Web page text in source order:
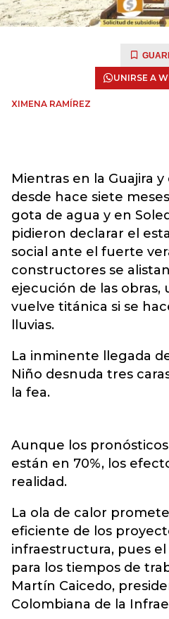
UNIRSE A
XIMENA RAMÍREZ
Mientras en la Guajira
desde hace siete
gota de agua y en
pidieron declarar el
social ante el fuerte
constructores se
ejecución de las obras,
vuelve titánica si se
lluvias.
La inminente llegada
Niño desnuda tres
la fea.
Aunque los
están en 70%, los
realidad.
La ola de calor
eficiente de los
infraestructura, pues el
para los tiempos de
Martín Caicedo,
Colombiana de la